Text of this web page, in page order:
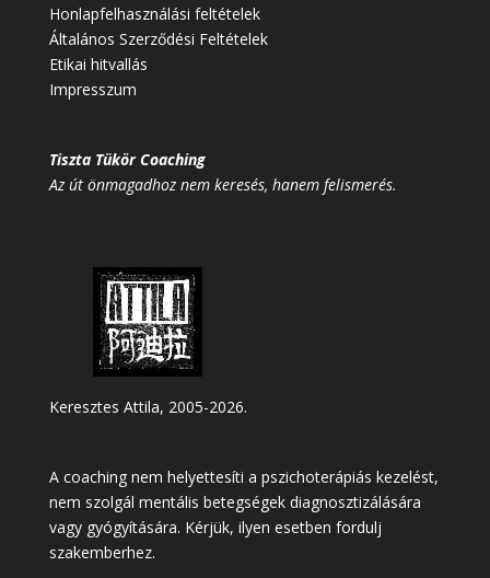
Honlapfelhasználási feltételek
Általános Szerződési Feltételek
Etikai hitvallás
Impresszum
Tiszta Tükör Coaching
Az út önmagadhoz nem keresés, hanem felismerés.
Keresztes Attila, 2005-2026.
A coaching nem helyettesíti a pszichoterápiás kezelést,
nem szolgál mentális betegségek diagnosztizálására
vagy gyógyítására. Kérjük, ilyen esetben fordulj
szakemberhez.